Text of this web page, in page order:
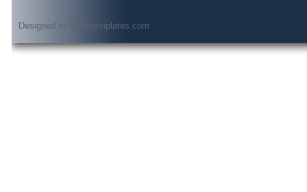
Designed by freektemplates.com